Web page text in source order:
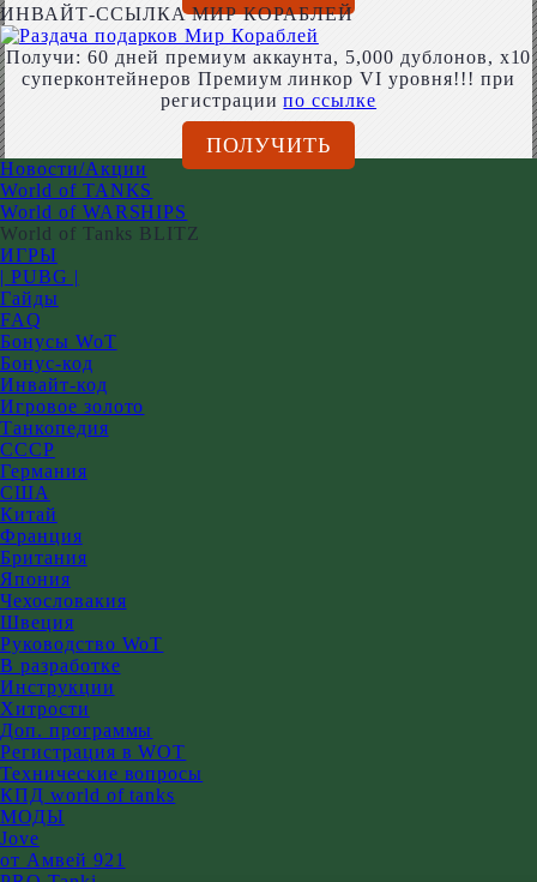
ИНВАЙТ-ССЫЛКА МИР КОРАБЛЕЙ
Получи: 60 дней премиум аккаунта, 5,000 дублонов, x10
суперконтейнеров Премиум линкор VI уровня!!! при
регистрациипо ссылке
ПОЛУЧИТЬ
Новости/Акции
World of TANKS
World of WARSHIPS
World of Tanks BLITZ
ИГРЫ
| PUBG |
Гайды
FAQ
Бонусы WoT
Бонус-код
Инвайт-код
Игровое золото
Танкопедия
СССР
Германия
США
Китай
Франция
Британия
Япония
Чехословакия
Швеция
Руководство WoT
В разработке
Инструкции
Хитрости
Доп. программы
Регистрация в WOT
Технические вопросы
КПД world of tanks
МОДЫ
Jove
от Амвей 921